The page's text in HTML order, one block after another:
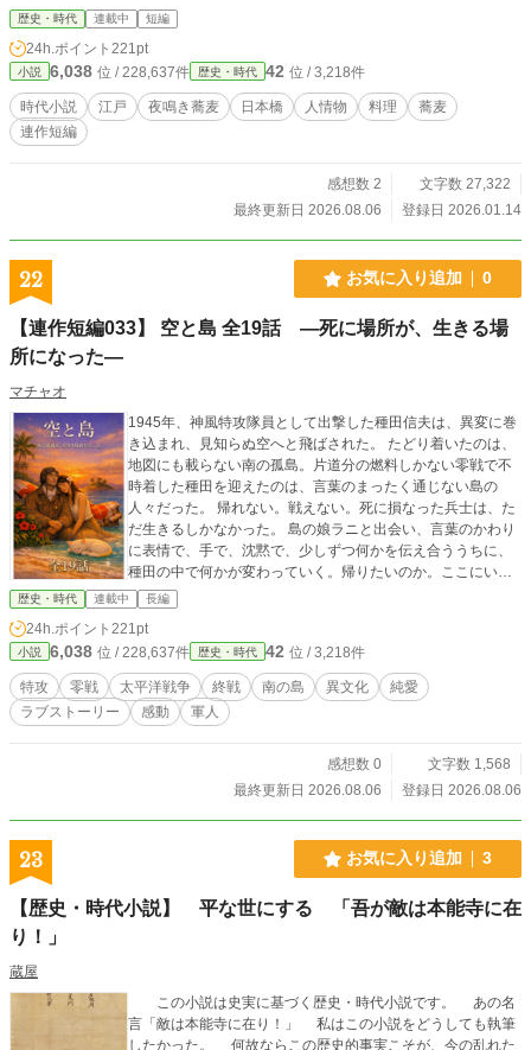
も聞かず、ただ淡々と蕎麦を差し出す。 冬の夜から春一番が吹く頃まで。 風鈴
の音とともに流れる、切なくも温かい十の物語。 一日の終わりに、江戸の粋を
味わう「蕎麦」の人情連作短編。 2026/01/23、全10話。完結しました。 カクヨ
ムで公開開始しました（2026/02/18） https://kakuyomu.jp/works/82213984534
2303330 2026/06/30、夜鳴き蕎麦徒然草子 第二部、追記しました。全10話で
す。 2026/07/17、夜鳴き蕎麦徒然草子 第三部、追記しました。全10話です。 2
026/07/31、夜鳴き蕎麦徒然草子 第四部、追記しました。全10話です。
歴史・時代 連載中 短編
24h.ポイント 221pt
小説 6,038 位 / 228,637件 歴史・時代 42 位 / 3,218件
時代小説 江戸 夜鳴き蕎麦 日本橋 人情物 料理
蕎麦
連作短編
感想数 2
文字数 27,322
最終更新日 2026.08.06
登録日 2026.01.14
22 お気に入り追加 0
【連作短編033】 空と島 全19話 ―死に場所が、生きる場
所になった―
マチャオ
1945年、神風特攻隊員として出撃した種田信夫は、異変に巻
き込まれ、見知らぬ空へと飛ばされた。 たどり着いたのは、
地図にも載らない南の孤島。片道分の燃料しかない零戦で不
時着した種田を迎えたのは、言葉のまったく通じない島の
人々だった。 帰れない。戦えない。死に損なった兵士は、た
だ生きるしかなかった。 島の娘ラニと出会い、言葉のかわり
に表情で、手で、沈黙で、少しずつ何かを伝え合ううちに、
種田の中で何かが変わっていく。帰りたいのか。ここにいた
いのか。そもそも、自分はなぜ生きているのか。 白猫のハル
だけが、二人の間を静かに行き来していた。 言葉が通じなく
ても、届くものがある。 戦争が終わっても、残るものがあ
る。 全十九話、完結済み。
歴史・時代 連載中 長編
24h.ポイント 221pt
小説 6,038 位 / 228,637件 歴史・時代 42 位 / 3,218件
特攻 零戦 太平洋戦争 終戦 南の島 異文化
純愛
ラブストーリー
感動 軍人
感想数 0
文字数 1,568
最終更新日 2026.08.06
登録日 2026.08.06
23 お気に入り追加 3
【歴史・時代小説】 平な世にする 「吾が敵は本能寺に在
り！」
蔵屋
この小説は史実に基づく歴史・時代小説です。 あの名
言「敵は本能寺に在り！」 私はこの小説をどうしても執筆
したかった。 何故ならこの歴史的事実こそが、今の乱れた